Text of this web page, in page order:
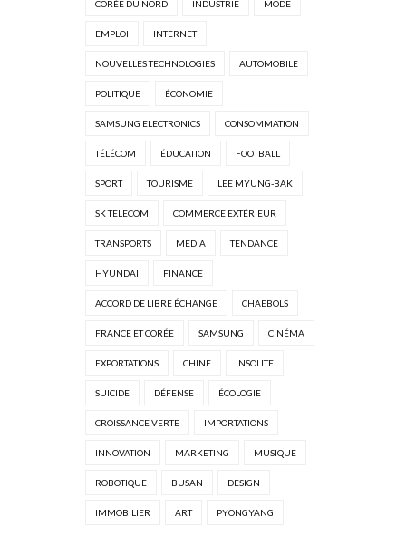
CORÉE DU NORD INDUSTRIE MODE
EMPLOI INTERNET
NOUVELLES TECHNOLOGIES AUTOMOBILE
POLITIQUE ÉCONOMIE
SAMSUNG ELECTRONICS CONSOMMATION
TÉLÉCOM ÉDUCATION FOOTBALL
SPORT TOURISME LEE MYUNG-BAK
SK TELECOM COMMERCE EXTÉRIEUR
TRANSPORTS MEDIA TENDANCE
HYUNDAI FINANCE
ACCORD DE LIBRE ÉCHANGE CHAEBOLS
FRANCE ET CORÉE SAMSUNG CINÉMA
EXPORTATIONS CHINE INSOLITE
SUICIDE DÉFENSE ÉCOLOGIE
CROISSANCE VERTE IMPORTATIONS
INNOVATION MARKETING MUSIQUE
ROBOTIQUE BUSAN DESIGN
IMMOBILIER ART PYONGYANG